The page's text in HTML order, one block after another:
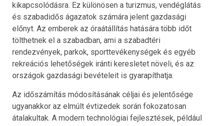
kikapcsolódásra. Ez különösen a turizmus, vendéglátás
és szabadidős ágazatok számára jelent gazdasági
előnyt. Az emberek az óraátállítás hatására több időt
tölthetnek el a szabadban, ami a szabadtéri
rendezvények, parkok, sporttevékenységek és egyéb
rekreációs lehetőségek iránti keresletet növeli, és az
országok gazdasági bevételeit is gyarapíthatja.
Az időszámítás módosításának céljai és jelentősége
ugyanakkor az elmúlt évtizedek során fokozatosan
átalakultak. A modern technológiai fejlesztések, például